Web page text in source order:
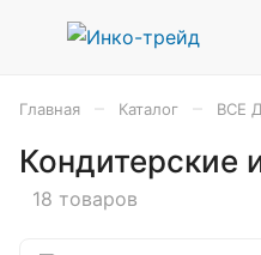
Главная Каталог ВСЕ
Кондитерские
18 товаров